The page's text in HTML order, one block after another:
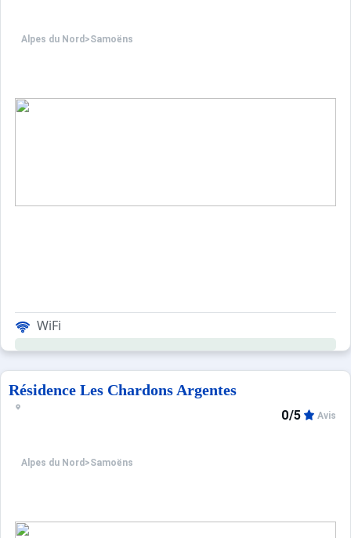
Alpes du Nord >Samoëns
WiFi
Résidence Les Chardons Argentes
Alpes du Nord >Samoëns
0/5 Avis